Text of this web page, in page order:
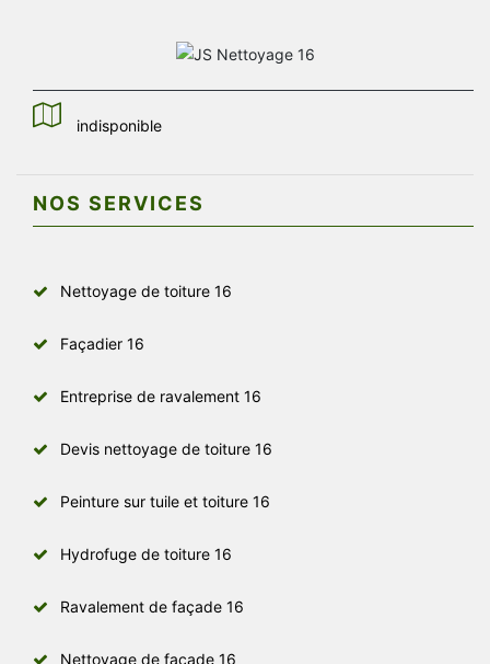
indisponible
NOS SERVICES
Nettoyage de toiture 16
Façadier 16
Entreprise de ravalement 16
Devis nettoyage de toiture 16
Peinture sur tuile et toiture 16
Hydrofuge de toiture 16
Ravalement de façade 16
Nettoyage de façade 16